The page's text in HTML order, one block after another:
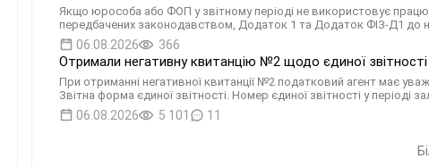
Якщо юрособа або ФОП у звітному періоді не використовує
передбачених законодавством, Додаток 1 та Додаток ФІЗ-Д1 до
06.08.2026 366
Отримали негативну квитанцію №2 щодо єдиної
При отриманні негативної квитанції №2 податковий агент має
Звітна форма єдиної звітності. Номер єдиної звітності у періоді
06.08.2026 5 101 11